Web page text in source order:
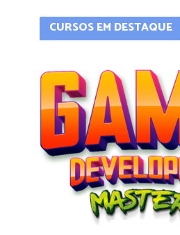
CURSOS EM DESTAQUE